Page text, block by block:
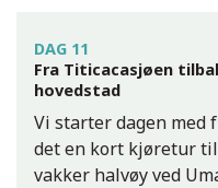
DAG 11
Fra Titicacasjøen
hovedstad
Vi starter dagen med
det en kort kjøretur
vakker halvøy ved